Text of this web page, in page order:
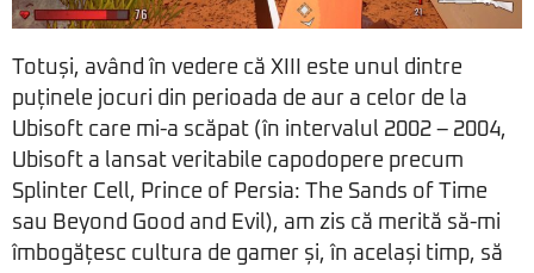
Totuși, având în vedere că XIII este unul dintre
puținele jocuri din perioada de aur a celor de la
Ubisoft care mi-a scăpat (în intervalul 2002 – 2004,
Ubisoft a lansat veritabile capodopere precum
Splinter Cell, Prince of Persia: The Sands of Time
sau Beyond Good and Evil), am zis că merită să-mi
îmbogățesc cultura de gamer și, în același timp, să